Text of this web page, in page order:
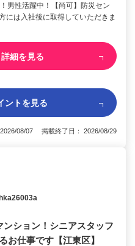
男性活躍中！【尚可】防災セン
には入社後に取得していただきま
詳細を見る
ントを見る
08/07 掲載終了日： 2026/08/29
ション！シニアスタッフ
お仕事です【江東区】